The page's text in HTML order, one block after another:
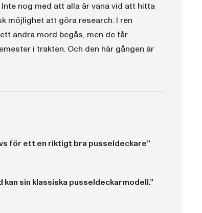
nog med att alla är vana vid att hitta
möjlighet att göra research. I ren
andra mord begås, men de får
i trakten. Och den här gången är
för ett en riktigt bra pusseldeckare”
sin klassiska pusseldeckarmodell.”